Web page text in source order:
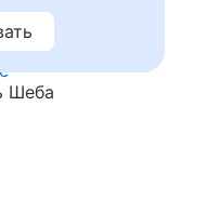
Шеба